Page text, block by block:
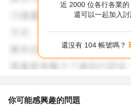
3.簽約金的支付：公司已經支付簽
廢，還需看合約中是否有明確條
況和相關文件提供更準確的建議。
近 2000 位各行各業
還可以一起加入討
還沒有 104 帳號嗎？
你可能感興趣的問題